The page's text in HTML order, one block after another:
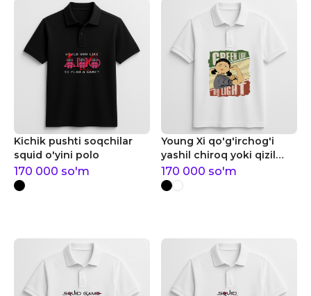
Kichik pushti soqchilar
squid o'yini polo
170 000 so'm
Young Xi qo'g'irchog'i
yashil chiroq yoki qizil
squid o'yini polo
170 000 so'm